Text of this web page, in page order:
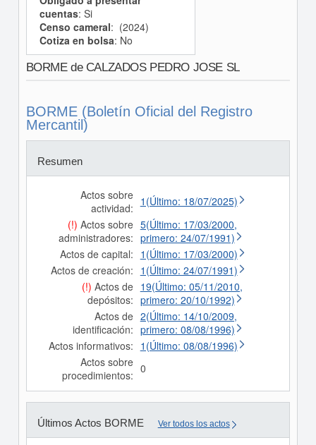
cuentas: Si
Censo cameral: (2024)
Cotiza en bolsa: No
BORME de CALZADOS PEDRO JOSE SL
BORME (Boletín Oficial del Registro
Mercantil)
Resumen
Actos sobre
actividad: 1(Último: 18/07/2025)
(!) Actos sobre
administradores:
5(Último: 17/03/2000,
primero: 24/07/1991)
Actos de capital: 1(Último: 17/03/2000)
Actos de creación: 1(Último: 24/07/1991)
(!) Actos de
depósitos:
19(Último: 05/11/2010,
primero: 20/10/1992)
Actos de
identificación:
2(Último: 14/10/2009,
primero: 08/08/1996)
Actos informativos: 1(Último: 08/08/1996)
Actos sobre
procedimientos: 0
Últimos Actos BORME Ver todos los actos